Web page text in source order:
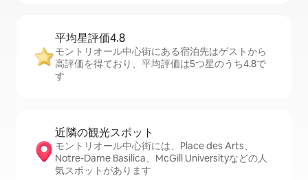
平均星評価4.8
モントリオール中心街にある宿泊先はゲストから
高評価を得ており、平均評価は5つ星のうち4.8で
す
近隣の観光ス⁠ポ⁠ッ⁠ト
モントリオール中心街には、Place des Arts、
Notre-Dame Basilica、McGill Universityなどの人
気スポットがあります